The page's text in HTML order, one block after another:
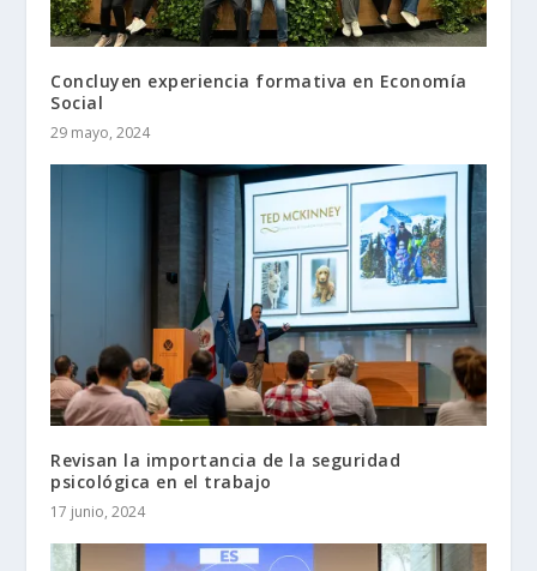
Concluyen experiencia formativa en Economía
Social
29 mayo, 2024
Revisan la importancia de la seguridad
psicológica en el trabajo
17 junio, 2024